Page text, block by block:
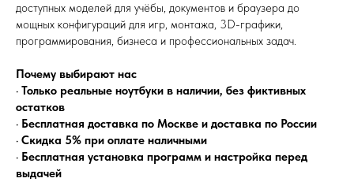
доступных моделей для учёбы, документов и браузера до
мощных конфигураций для игр, монтажа, 3D-графики,
программирования, бизнеса и профессиональных задач.
Почему выбирают нас
• Только реальные ноутбуки в наличии, без фиктивных
остатков
• Бесплатная доставка по Москве и доставка по России
• Скидка 5% при оплате наличными
• Бесплатная установка программ и настройка перед
выдачей